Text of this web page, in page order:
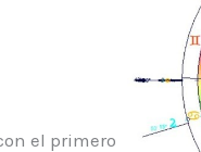
el primero